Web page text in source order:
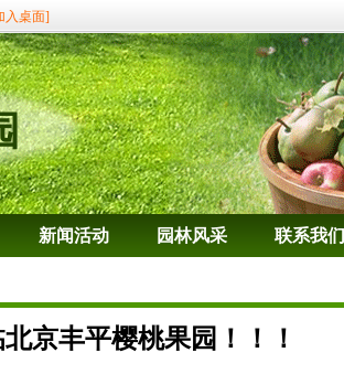
入桌面]
新闻活动 园林风采 联系我们
京丰平樱桃果园！！！